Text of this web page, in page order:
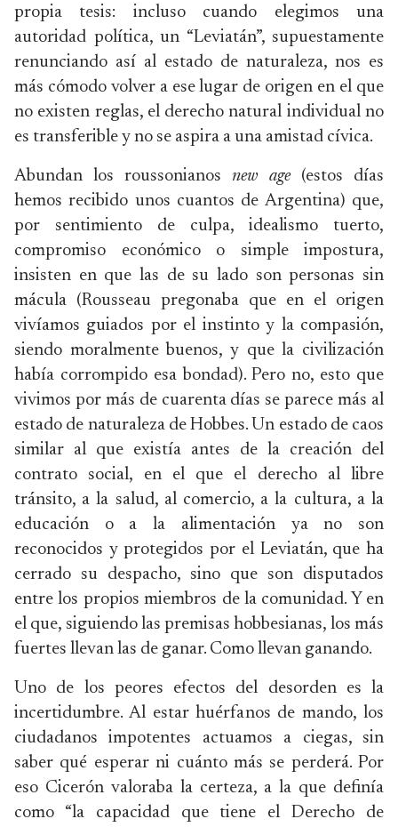
propia tesis: incluso cuando elegimos una
autoridad política, un “Leviatán”, supuestamente
renunciando así al estado de naturaleza, nos es
más cómodo volver a ese lugar de origen en el que
no existen reglas, el derecho natural individual no
es transferible y no se aspira a una amistad cívica.
Abundan los roussonianos new age(estos días
hemos recibido unos cuantos de Argentina) que,
por sentimiento de culpa, idealismo tuerto,
compromiso económico o simple impostura,
insisten en que las de su lado son personas sin
mácula (Rousseau pregonaba que en el origen
vivíamos guiados por el instinto y la compasión,
siendo moralmente buenos, y que la civilización
había corrompido esa bondad). Pero no, esto que
vivimos por más de cuarenta días se parece más al
estado de naturaleza de Hobbes. Un estado de caos
similar al que existía antes de la creación del
contrato social, en el que el derecho al libre
tránsito, a la salud, al comercio, a la cultura, a la
educación o a la alimentación ya no son
reconocidos y protegidos por el Leviatán, que ha
cerrado su despacho, sino que son disputados
entre los propios miembros de la comunidad. Y en
el que, siguiendo las premisas hobbesianas, los más
fuertes llevan las de ganar. Como llevan ganando.
Uno de los peores efectos del desorden es la
incertidumbre. Al estar huérfanos de mando, los
ciudadanos impotentes actuamos a ciegas, sin
saber qué esperar ni cuánto más se perderá. Por
eso Cicerón valoraba la certeza, a la que definía
como “la capacidad que tiene el Derecho de